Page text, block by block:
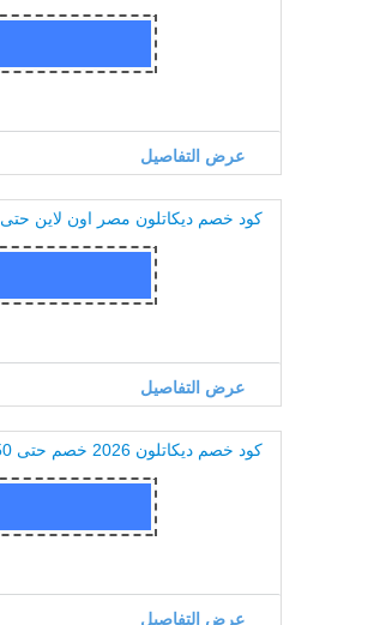
عرض التفاصيل
كود خصم ديكاتلون مصر اون لاين حتى 60% من Decathlon
عرض التفاصيل
كود خصم ديكاتلون 2026 خصم حتى 50% فعال مع عروض التصفيات
عرض التفاصيل